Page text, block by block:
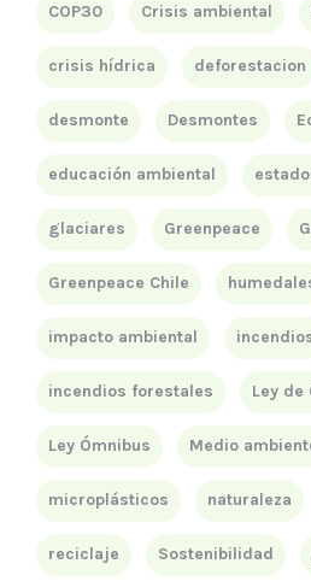
COP30 Crisis ambiental
crisis hídrica deforestacion
desmonte Desmontes
educación ambiental
glaciares Greenpeace
Greenpeace Chile
impacto ambiental
incendios forestales Ley de
Ley Ómnibus Medio
microplásticos naturaleza
reciclaje Sostenibilidad